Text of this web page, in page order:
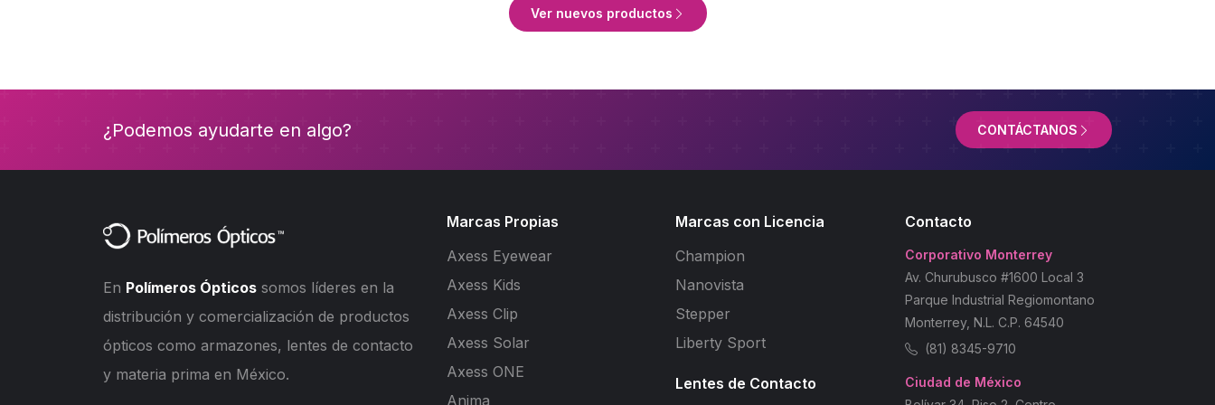
Ver nuevos productos
¿Podemos ayudarte en algo? CONTÁCTANOS
En Polímeros Ópticos somos líderes en la
distribución y comercialización de productos
ópticos como armazones, lentes de contacto
y materia prima en México.
Marcas Propias
Axess Eyewear
Axess Kids
Axess Clip
Axess Solar
Axess ONE
Anima
Marcas con Licencia
Champion
Nanovista
Stepper
Liberty Sport
Lentes de Contacto
Contacto
Corporativo Monterrey
Av. Churubusco #1600 Local 3
Parque Industrial Regiomontano
Monterrey, N.L. C.P. 64540
(81) 8345-9710
Ciudad de México